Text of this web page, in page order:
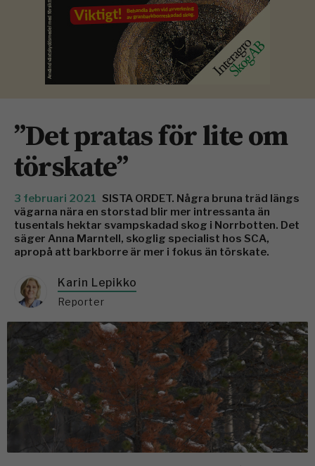
”Det pratas för lite om
törskate”
3 februari 2021 SISTA ORDET. Några bruna träd längs
vägarna nära en storstad blir mer intressanta än
tusentals hektar svampskadad skog i Norrbotten. Det
säger Anna Marntell, skoglig specialist hos SCA,
apropå att barkborre är mer i fokus än törskate.
Karin Lepikko
Reporter